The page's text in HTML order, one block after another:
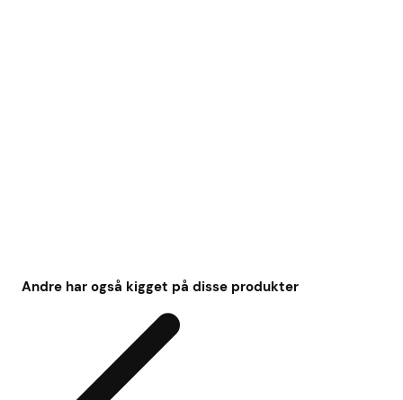
Andre har også kigget på disse produkter